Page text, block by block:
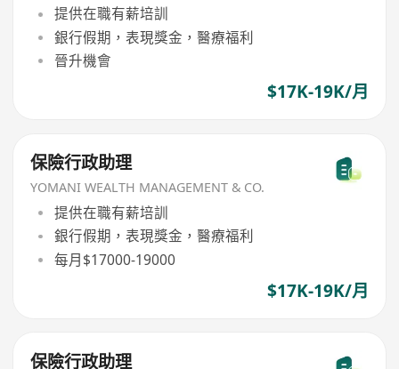
提供在職有薪培訓
銀行假期，表現獎金，醫療福利
晉升機會
$17K-19K/月
保險行政助理
YOMANI WEALTH MANAGEMENT & CO.
提供在職有薪培訓
銀行假期，表現獎金，醫療福利
每月$17000-19000
$17K-19K/月
保險行政助理